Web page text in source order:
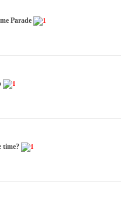
Parade 1
1
time? 1